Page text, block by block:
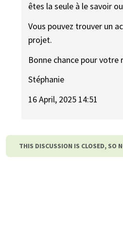
êtes la seule à le savoir
Vous pouvez trouver un
projet.
Bonne chance pour votre
Stéphanie
16 April, 2025 14:51
THIS DISCUSSION IS CLOSED, SO